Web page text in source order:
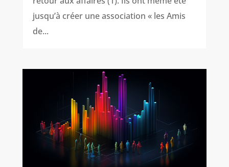
jusqu’à créer une association « les Amis
de...